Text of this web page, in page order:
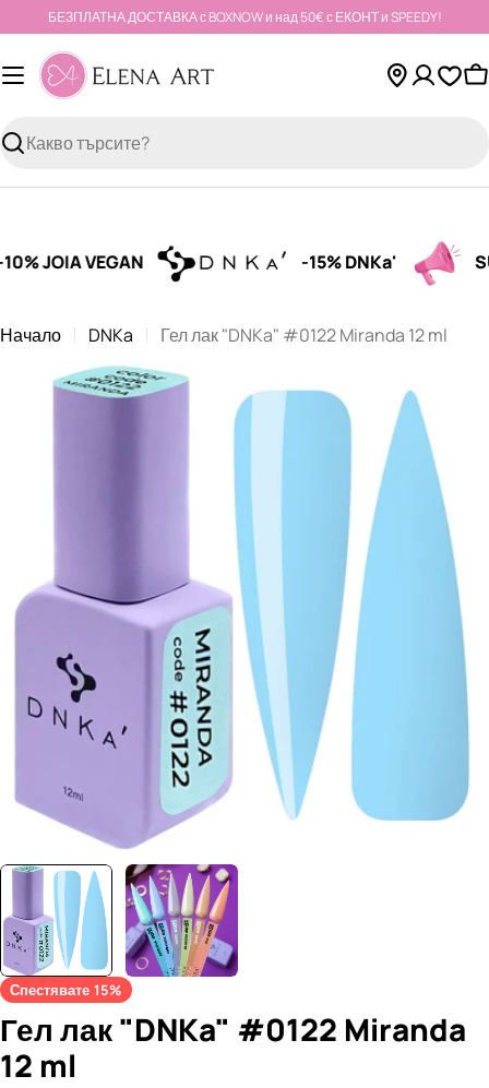
съдържанието
БЕЗПЛАТНА ДОСТАВКА с BOXNOW и над 50€ с ЕКОНТ и SPEEDY!
Търсене
JOIA VEGAN -15% DNKa'
Начало DNKa Гел лак "DNKa" #0122 Miranda 12 ml
медия 0 в прозорец
Спестявате 15%
Гел лак "DNKa" #0122 Miranda
12 ml